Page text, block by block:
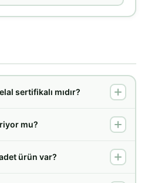
sertifikalı mıdır?
mu?
ürün var?